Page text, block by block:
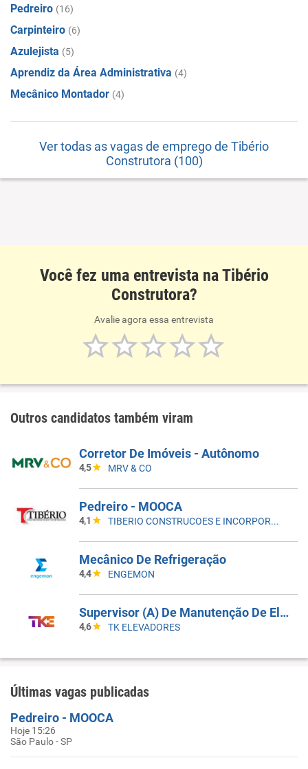
Pedreiro (16)
Carpinteiro (6)
Azulejista (5)
Aprendiz da Área Administrativa (4)
Mecânico Montador (4)
Ver todas as vagas de emprego de Tibério
Construtora (100)
Você fez uma entrevista na Tibério
Construtora?
Avalie agora essa entrevista
Outros candidatos também viram
Corretor De Imóveis - Autônomo
4,5 MRV & CO
Pedreiro - MOOCA
4,1 TIBERIO CONSTRUCOES E INCORPORACOES
Mecânico De Refrigeração
4,4 ENGEMON
Supervisor (A) De Manutenção De Elevadores
4,6 TK ELEVADORES
Últimas vagas publicadas
Pedreiro - MOOCA
Hoje 15:26
São Paulo - SP